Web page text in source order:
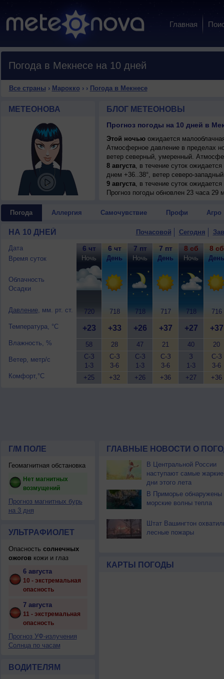
Главная
Погода в Мекнесе на 10 дней
Все страны › Марокко › › Погода в Мекнесе
МЕТЕОНОВА БЛОГ МЕТЕОНОВЫ
Прогноз погоды на 10 дней в
Этой ночьюожидается
Атмосферное давление в пределах
ветер северный, умеренный.
8 августа, в течение суток
днем +36..38°, ветер северо-
9 августа, в течение суток
днем +33..35°, ветер северо-
северо-западный, умеренный.
Прогноз погоды обновлен 23 часа 29
Погода Аллергия Самочувствие Профи Агро
НА 10 ДНЕЙ Почасовой Сегодня
Дата
Время суток
Облачность
Осадки
Давление, мм. рт. ст.
Температура, °C
Влажность, %
Ветер, метр/с
Комфорт,°C
6 чт
Ночь
720
+23
58
С-З
1-3
+25
6 чт
День
718
+33
28
С-З
3-6
+32
7 пт
Ночь
718
+26
47
С-З
1-3
+26
7 пт
День
717
+37
21
С-З
3-6
+36
8 сб
Ночь
718
+27
40
З
1-3
+27
8 сб
День
716
+37
20
С-З
3-6
+36
Г/М ПОЛЕ
Геомагнитная обстановка
Нет магнитных
возмущений
Прогноз магнитных бурь
на 3 дня
УЛЬТРАФИОЛЕТ
Опасность солнечных
ожоговкожи и глаз
6 августа
10 - экстремальная
опасность
7 августа
11 - экстремальная
опасность
Прогноз УФ-излучения
Солнца по часам
ВОДИТЕЛЯМ
ГЛАВНЫЕ НОВОСТИ О
В Центральной России
наступают самые жаркие
дни этого лета
В Приморье обнаружены
морские волны тепла
Штат Вашингтон
лесные пожары
КАРТЫ ПОГОДЫ